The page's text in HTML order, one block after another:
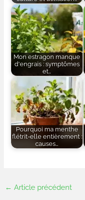
Mon estragon manque
d'engrais : symptômes
et…
Pourquoi ma menthe
flétrit-elle entièrement :
causes…
← Article précédent